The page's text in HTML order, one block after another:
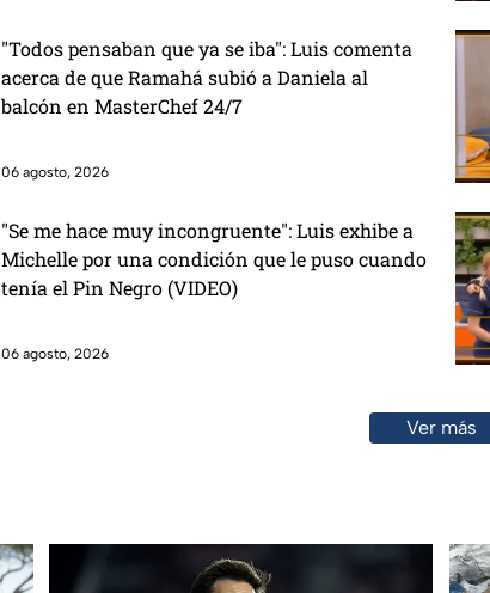
"Todos pensaban que ya se iba": Luis comenta
acerca de que Ramahá subió a Daniela al
balcón en MasterChef 24/7
06 agosto, 2026
"Se me hace muy incongruente": Luis exhibe a
Michelle por una condición que le puso cuando
tenía el Pin Negro (VIDEO)
06 agosto, 2026
Ver más